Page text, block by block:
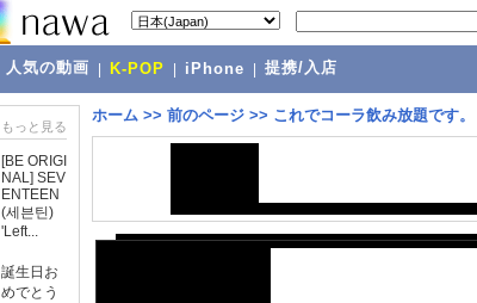
人気の動画 K-POP iPhone 提携/入店
もっと見る
[BE ORIGI
NAL] SEV
ENTEEN
(세븐틴)
'Left...
誕生日お
めでとう
ホーム >> 前のページ >> これでコーラ飲み放題です。